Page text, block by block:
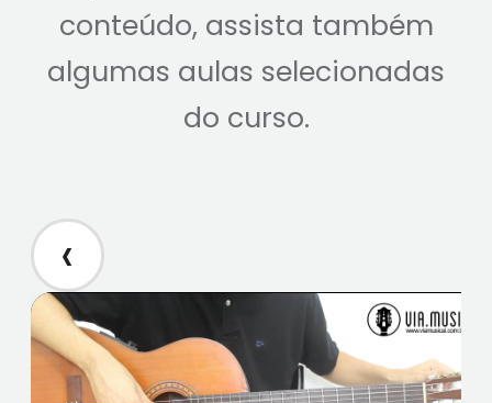
conteúdo, assista também
algumas aulas selecionadas
do curso.
‹